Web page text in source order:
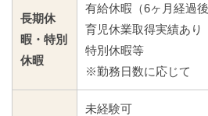
長期休
暇・特別
休暇
有給休暇（6ヶ月経過後
育児休業取得実績あり
特別休暇等
※勤務日数に応じて
未経験可